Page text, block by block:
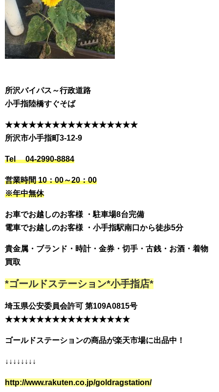
所沢バイパス～行政道路
小手指陸橋すぐそば
★★★★★★★★★★★★★★★★★
所沢市小手指町3-12-9
Tel 04-2990-8884
営業時間 10：00～20：00
※年中無休
お車でお越しのお客様 ・駐車場8台完備
電車でお越しのお客様 ・小手指駅南口から徒歩5分
貴金属・ブランド・時計・金券・切手・古銭・お酒・着物
買取
*ゴールドステーション*小手指店*
埼玉県公安委員会許可 第109A0815号
★★★★★★★★★★★★★★★★
ゴールドステーションの商品が楽天市場に出品中！
↓↓↓↓↓↓↓↓
http://www.rakuten.co.jp/goldragstation/